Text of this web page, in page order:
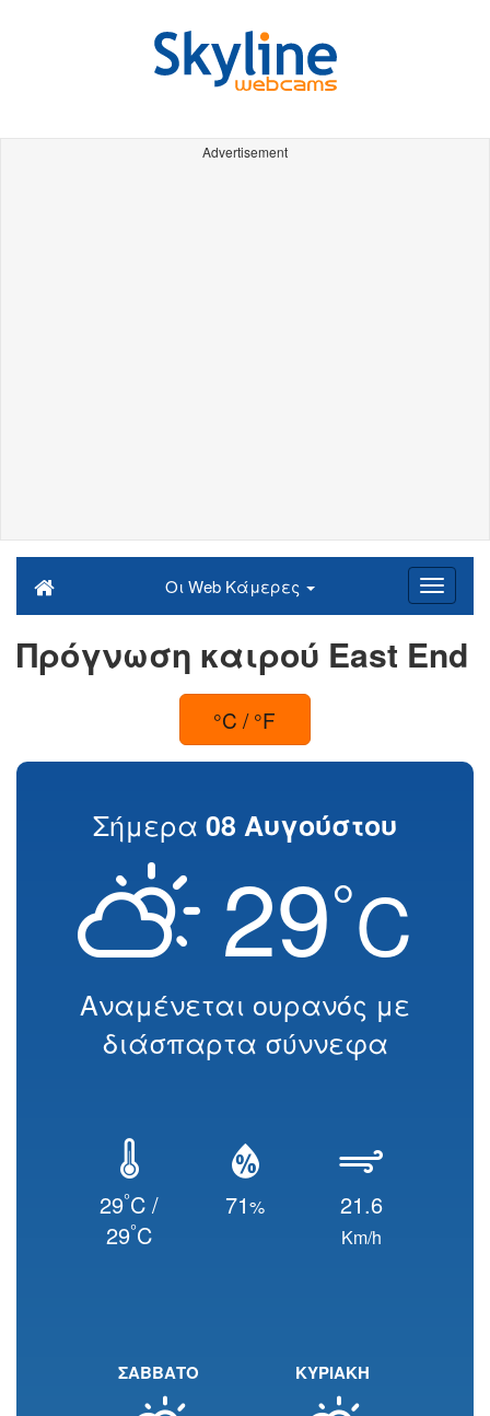
Advertisement
Οι Web Κάμερες
Πρόγνωση καιρού East End
°C / °F
Σήμερα 08 Αυγούστου
29°C
Αναμένεται ουρανός με
διάσπαρτα σύννεφα
29°C /
29°C
71% 21.6
Km/h
ΣΑΒΒΑΤΟ ΚΥΡΙΑΚΗ